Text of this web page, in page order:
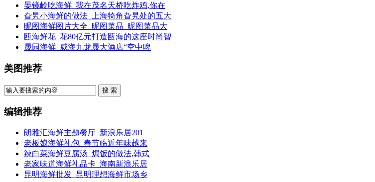
晏镜岭吃海鲜_我在茂名天桥吃炸鸡,你在
旮旯小海鲜的做法_上海犄角旮旯处的五大
昵图海鲜图片大全_昵图菜品_昵图菜品大
瓯海鲜花_花80亿元打造瓯海的这座时尚智
晟园海鲜_威海九龙晟大酒店“空中啤
美图推荐
搜 索
编辑推荐
朗雅汇海鲜主题餐厅_新浪乐居201
老板娘海鲜礼包_春节临近年味越来
辣白菜海鲜豆腐汤_焗饭的做法,韩式
老家味道海鲜礼品卡_海南新浪乐居
昆明海鲜批发_昆明理想海鲜市场乡